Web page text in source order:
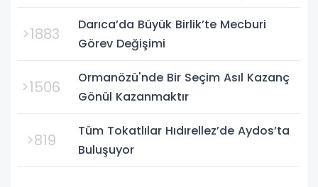
>1883
Darıca’da Büyük Birlik’te Mecburi
Görev Değişimi
>1506
Ormanözü'nde Bir Seçim Asıl Kazanç
Gönül Kazanmaktır
>819
Tüm Tokatlılar Hıdırellez’de Aydos’ta
Buluşuyor